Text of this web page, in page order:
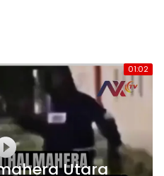
01:02
Utara